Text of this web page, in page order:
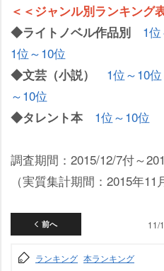
＜＜ジャンル別ランキング
◆ライトノベル作品別
1
1位～10位
◆文芸（小説） 1位～10位
～10位
◆タレント本 1位～10位
調査期間：2015/12/7付～
（実質集計期間：2015年11
前へ 11/
ランキング 本ランキング